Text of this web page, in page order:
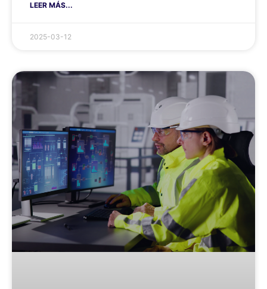
LEER MÁS...
2025-03-12